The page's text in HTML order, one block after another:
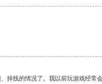
掉线的情况了。我以前玩游戏经常